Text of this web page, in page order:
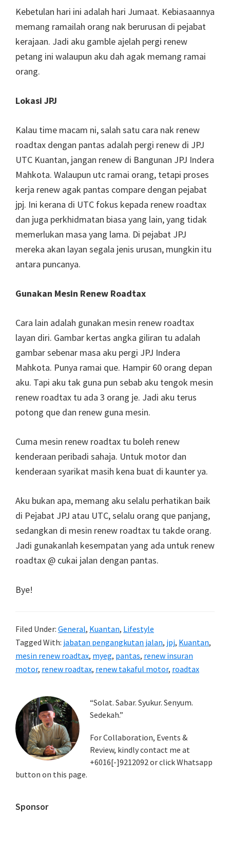
Kebetulan hari ini adalah hari Jumaat. Kebiasaannya
memang ramailah orang nak berurusan di pejabat
kerajaan. Jadi aku gamble ajelah pergi renew
petang ini walaupun aku dah agak memang ramai
orang.
Lokasi JPJ
Kalau time macam ni, salah satu cara nak renew
roadtax dengan pantas adalah pergi renew di JPJ
UTC Kuantan, jangan renew di Bangunan JPJ Indera
Mahkota. Walaupun utc ramai orang, tetapi proses
kerja renew agak pantas compare dengan pejabat
jpj. Ini kerana di UTC fokus kepada renew roadtax
dan juga perkhidmatan biasa yang lain, yang tidak
memerlukan masa yang lama. Di pejabat JPJ
mereka akan layan segala jenis urusan, mungkin itu
antara puncanya.
Gunakan Mesin Renew Roadtax
Cara lain adalah gunakan mesin renew roadtax
layan diri. Gambar kertas angka giliran tu adalah
gambar sebenar masa aku pergi JPJ Indera
Mahkota. Punya ramai que. Hampir 60 orang depan
aku. Tapi aku tak guna pun sebab aku tengok mesin
renew roadtax tu ada 3 orang je. Jadi aku terus
potong que dan renew guna mesin.
Cuma mesin renew roadtax tu boleh renew
kenderaan peribadi sahaja. Untuk motor dan
kenderaan syarikat masih kena buat di kaunter ya.
Aku bukan apa, memang aku selalu perhatikan baik
di Pejabat JPJ atau UTC, selalu orang que panjang,
sedangkan di mesin renew roadtax tu takde orang.
Jadi gunakanlah kesempatan yang ada untuk renew
roadtax @ cukai jalan dengan pantas.
Bye!
Filed Under: General, Kuantan, Lifestyle
Tagged With: jabatan pengangkutan jalan, jpj, Kuantan,
mesin renew roadtax, myeg, pantas, renew insuran
motor, renew roadtax, renew takaful motor, roadtax
Primary
Sidebar
“Solat. Sabar. Syukur. Senyum.
Sedekah.”
For Collaboration, Events &
Review, kindly contact me at
+6016[-]9212092 or click Whatsapp
button on this page.
Sponsor